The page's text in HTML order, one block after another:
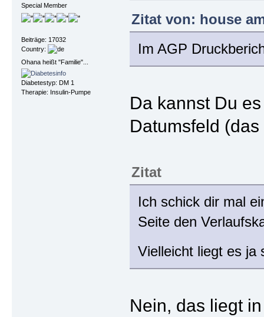
Special Member
Beiträge: 17032
Country:
Ohana heißt "Familie"...
Diabetestyp: DM 1
Therapie: Insulin-Pumpe
Zitat von: house
Im AGP
Da kannst Du
Datumsfeld
Zitat
Ich schick dir mal
Seite den
Vielleicht liegt es ja
Nein, das liegt